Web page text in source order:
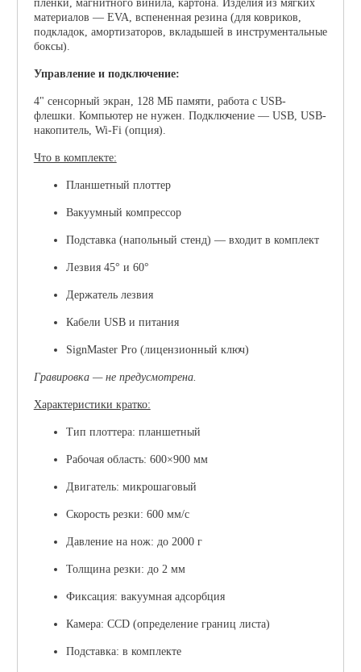
плёнки, магнитного винила, картона. Изделия из мягких
материалов — EVA, вспененная резина (для ковриков,
подкладок, амортизаторов, вкладышей в инструментальные
боксы).
Управление и подключение:
4" сенсорный экран, 128 МБ памяти, работа с USB-
флешки. Компьютер не нужен. Подключение — USB, USB-
накопитель, Wi-Fi (опция).
Что в комплекте:
Планшетный плоттер
Вакуумный компрессор
Подставка (напольный стенд) — входит в комплект
Лезвия 45° и 60°
Держатель лезвия
Кабели USB и питания
SignMaster Pro (лицензионный ключ)
Гравировка — не предусмотрена.
Характеристики кратко:
Тип плоттера: планшетный
Рабочая область: 600×900 мм
Двигатель: микрошаговый
Скорость резки: 600 мм/с
Давление на нож: до 2000 г
Толщина резки: до 2 мм
Фиксация: вакуумная адсорбция
Камера: CCD (определение границ листа)
Подставка: в комплекте